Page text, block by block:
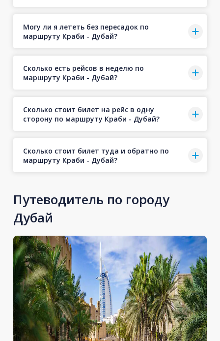
Могу ли я лететь без пересадок по
маршруту Краби - Дубай?
Сколько есть рейсов в неделю по
маршруту Краби - Дубай?
Сколько стоит билет на рейс в одну
сторону по маршруту Краби - Дубай?
Сколько стоит билет туда и обратно по
маршруту Краби - Дубай?
Путеводитель по городу
Дубай